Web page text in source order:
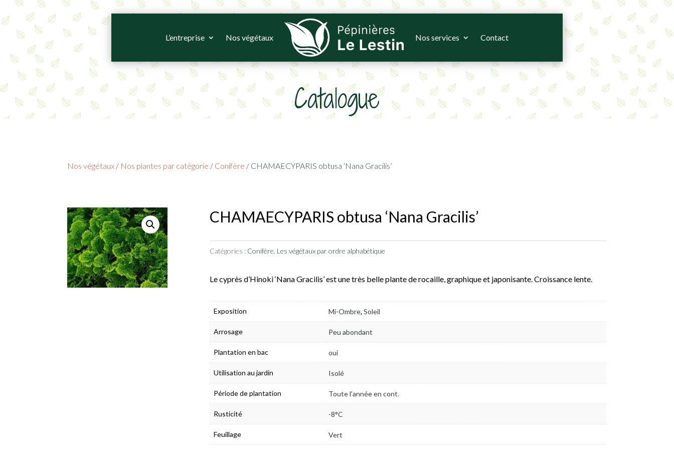
L’entreprise Nos végétaux Nos services Contact
Catalogue
Nos végétaux / Nos plantes par catégorie / Conifère / CHAMAECYPARIS obtusa ‘Nana Gracilis’
CHAMAECYPARIS obtusa ‘Nana Gracilis’
Catégories : Conifère Les végétaux par ordre alphabétique
Le cyprès d’Hinoki ‘Nana Gracilis’ est une très belle plante de rocaille, graphique et japonisante. Croissance lente.
Exposition Mi-Ombre,Soleil
Arrosage Peu abondant
Plantation en bac oui
Utilisation au jardin Isolé
Période de plantation Toute l'année en cont.
Rusticité -8°C
Feuillage Vert